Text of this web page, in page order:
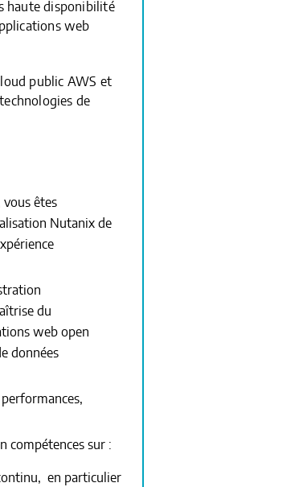
haute disponibilité
web
public AWS et
de
êtes
Nutanix de
du
web open
données
performances,
compétences sur :
en particulier